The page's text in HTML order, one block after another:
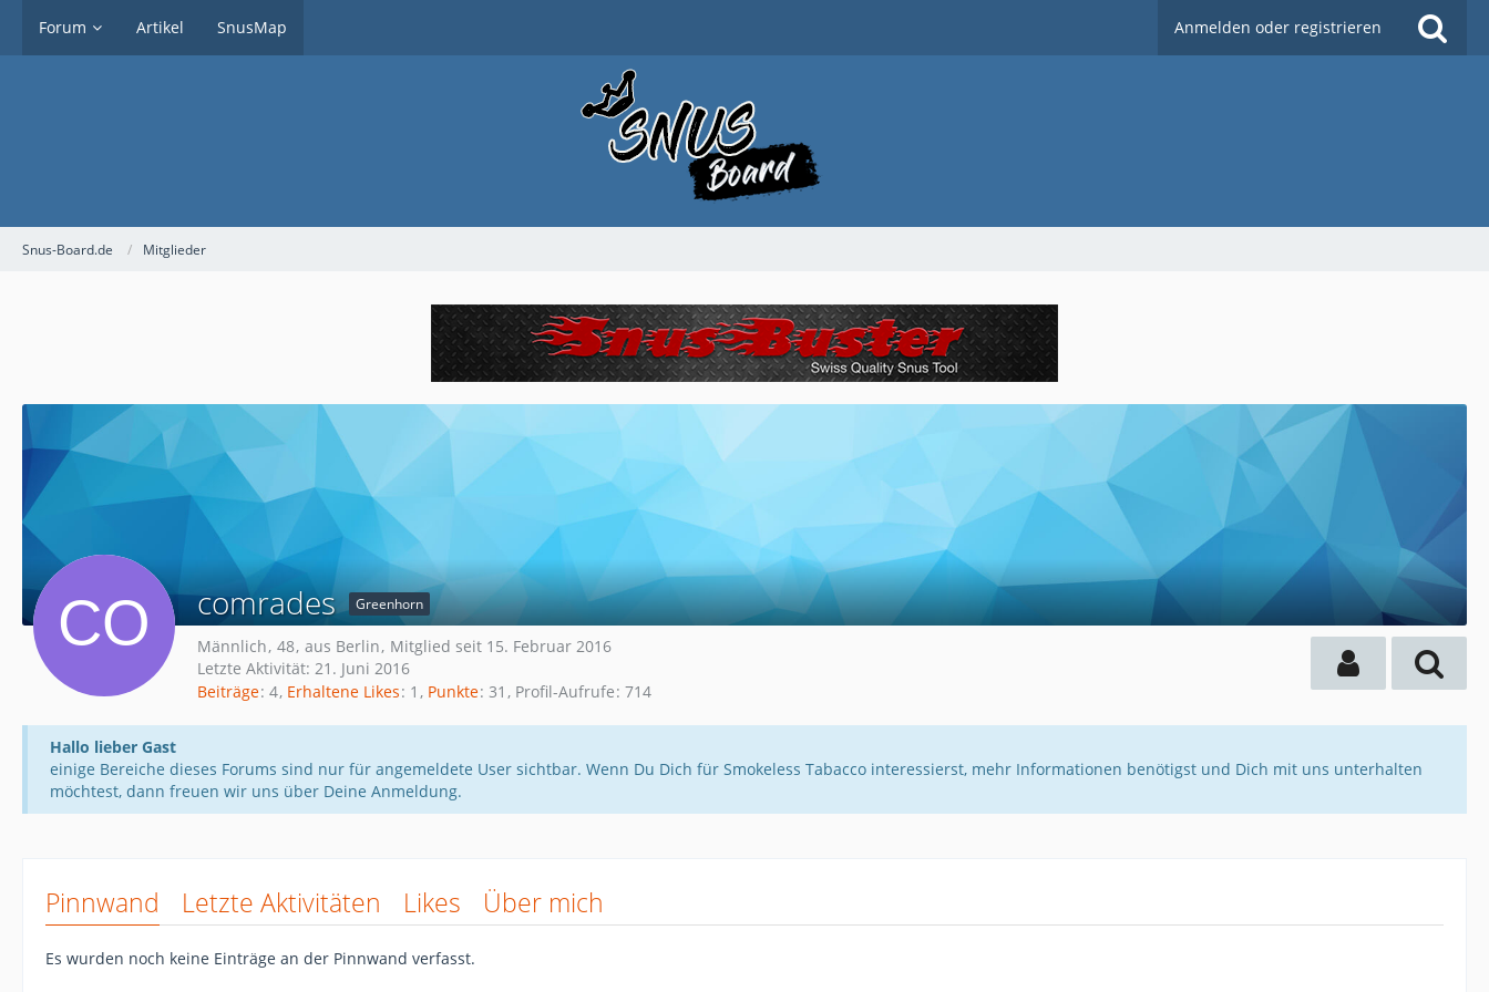
Forum Artikel SnusMap Anmelden oder registrieren
Snus-Board.de Mitglieder
comrades Greenhorn
Männlich 48 aus Berlin Mitglied seit 15. Februar 2016
Letzte Aktivität: 21. Juni 2016
Beiträge 4 Erhaltene Likes 1 Punkte 31 Profil-Aufrufe 714
Hallo lieber Gast
einige Bereiche dieses Forums sind nur für angemeldete User sichtbar. Wenn Du Dich für Smokeless Tabacco interessierst, mehr Informationen benötigst und Dich mit uns unterhalten
möchtest, dann freuen wir uns über Deine Anmeldung.
Pinnwand Letzte Aktivitäten Likes Über mich
Es wurden noch keine Einträge an der Pinnwand verfasst.